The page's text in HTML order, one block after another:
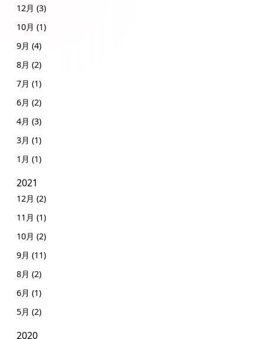
12月 (3)
10月 (1)
9月 (4)
8月 (2)
7月 (1)
6月 (2)
4月 (3)
3月 (1)
1月 (1)
2021
12月 (2)
11月 (1)
10月 (2)
9月 (11)
8月 (2)
6月 (1)
5月 (2)
2020